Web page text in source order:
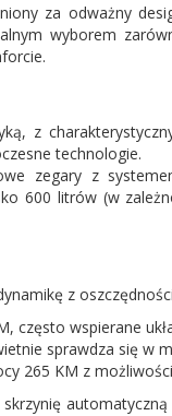
za odważny
wyborem
z
technologie.
zegary z
600 litrów (w
z
wspierane
sprawdza się w
265 KM z